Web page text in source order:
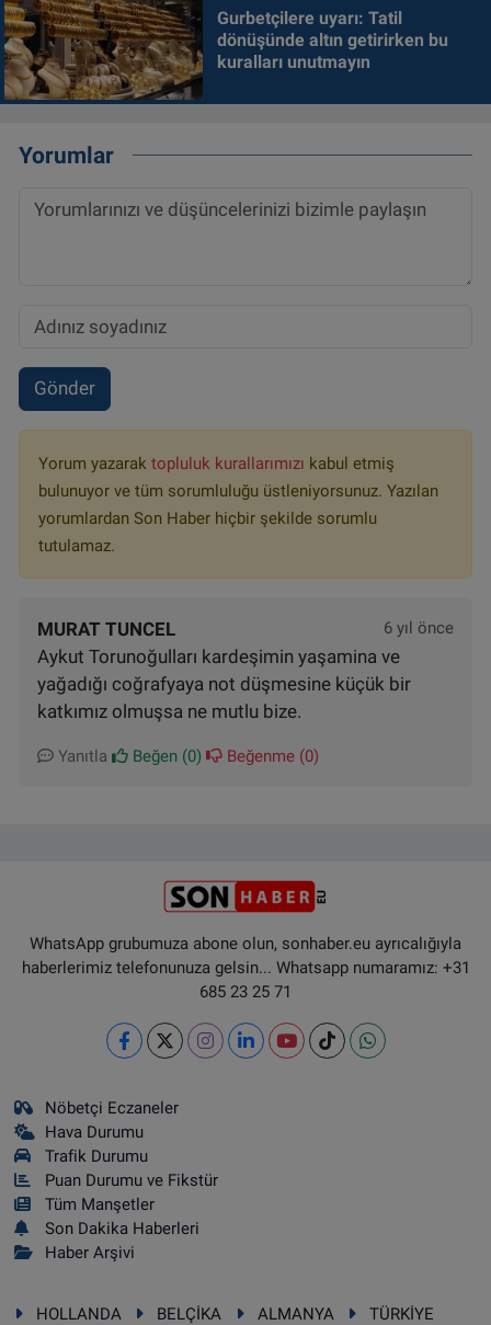
Gurbetçilere uyarı: Tatil
dönüşünde altın getirirken bu
kuralları unutmayın
Yorumlar
Gönder
Yorum yazarak topluluk kurallarımızı kabul etmiş
bulunuyor ve tüm sorumluluğu üstleniyorsunuz. Yazılan
yorumlardan Son Haber hiçbir şekilde sorumlu
tutulamaz.
MURAT TUNCEL 6 yıl önce
Aykut Torunoğulları kardeşimin yaşamina ve
yağadığı coğrafyaya not düşmesine küçük bir
katkımız olmuşsa ne mutlu bize.
Yanıtla Beğen (0) Beğenme (0)
WhatsApp grubumuza abone olun, sonhaber.eu ayrıcalığıyla
haberlerimiz telefonunuza gelsin... Whatsapp numaramız: +31
685 23 25 71
Nöbetçi Eczaneler
Hava Durumu
Trafik Durumu
Puan Durumu ve Fikstür
Tüm Manşetler
Son Dakika Haberleri
Haber Arşivi
HOLLANDA BELÇİKA ALMANYA TÜRKİYE